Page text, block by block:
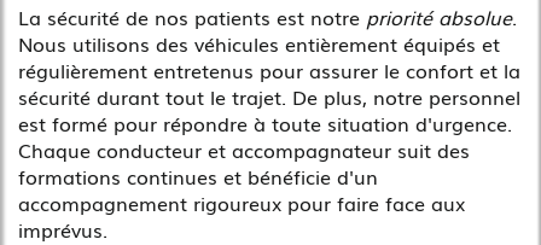
La sécurité de nos patients est notre priorité absolue.
Nous utilisons des véhicules entièrement équipés et
régulièrement entretenus pour assurer le confort et la
sécurité durant tout le trajet. De plus, notre personnel
est formé pour répondre à toute situation d'urgence.
Chaque conducteur et accompagnateur suit des
formations continues et bénéficie d'un
accompagnement rigoureux pour faire face aux
imprévus.